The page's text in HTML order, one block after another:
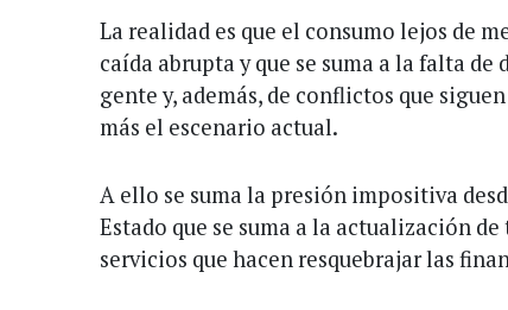
La realidad es que el consumo lejos de
caída abrupta y que se suma a la falta
gente y, además, de conflictos que
más el escenario actual.
A ello se suma la presión impositiva
Estado que se suma a la actualización
servicios que hacen resquebrajar las